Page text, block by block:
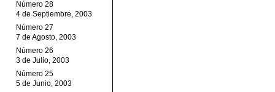
Número 28
4 de Septiembre, 2003
Número 27
7 de Agosto, 2003
Número 26
3 de Julio, 2003
Número 25
5 de Junio, 2003